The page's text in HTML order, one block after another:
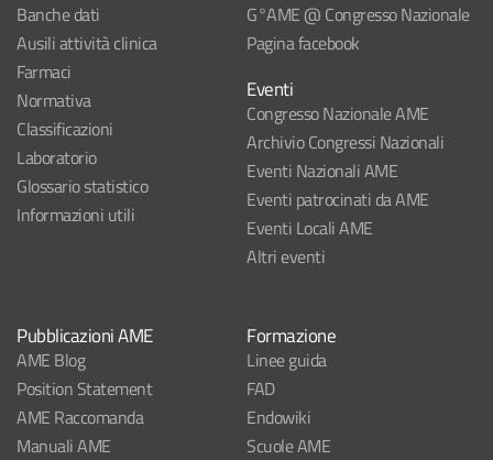
Banche dati
Ausili attività clinica
Farmaci
Normativa
Classificazioni
Laboratorio
Glossario statistico
Informazioni utili
G°AME @ Congresso Nazionale
Pagina facebook
Eventi
Congresso Nazionale AME
Archivio Congressi Nazionali
Eventi Nazionali AME
Eventi patrocinati da AME
Eventi Locali AME
Altri eventi
Pubblicazioni AME
AME Blog
Position Statement
AME Raccomanda
Manuali AME
Formazione
Linee guida
FAD
Endowiki
Scuole AME